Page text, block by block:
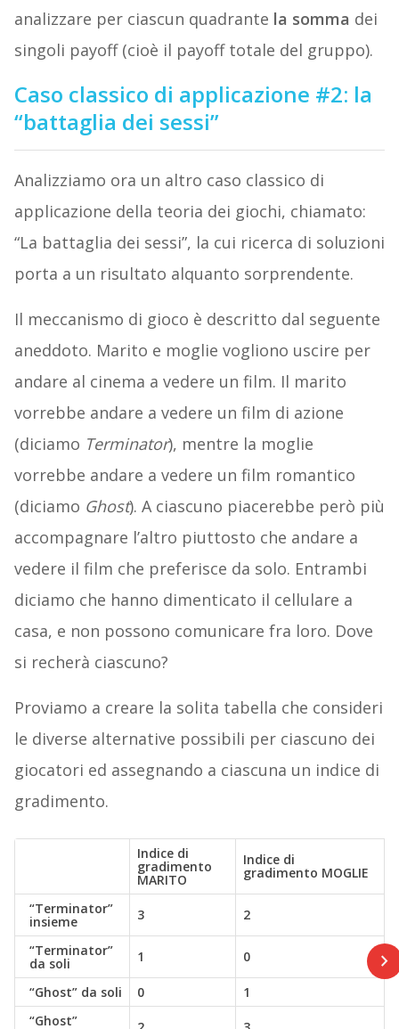
analizzare per ciascun quadrante la somma dei
singoli payoff (cioè il payoff totale del gruppo).
Caso classico di applicazione #2: la
“battaglia dei sessi”
Analizziamo ora un altro caso classico di
applicazione della teoria dei giochi, chiamato:
“La battaglia dei sessi”, la cui ricerca di soluzioni
porta a un risultato alquanto sorprendente.
Il meccanismo di gioco è descritto dal seguente
aneddoto. Marito e moglie vogliono uscire per
andare al cinema a vedere un film. Il marito
vorrebbe andare a vedere un film di azione
(diciamo Terminator), mentre la moglie
vorrebbe andare a vedere un film romantico
(diciamo Ghost). A ciascuno piacerebbe però più
accompagnare l’altro piuttosto che andare a
vedere il film che preferisce da solo. Entrambi
diciamo che hanno dimenticato il cellulare a
casa, e non possono comunicare fra loro. Dove
si recherà ciascuno?
Proviamo a creare la solita tabella che consideri
le diverse alternative possibili per ciascuno dei
giocatori ed assegnando a ciascuna un indice di
gradimento.
Indice di
gradimento
MARITO
Indice di
gradimento MOGLIE
“Terminator”
insieme 3 2
“Terminator”
da soli 1 0
“Ghost” da soli 0
1
“Ghost”